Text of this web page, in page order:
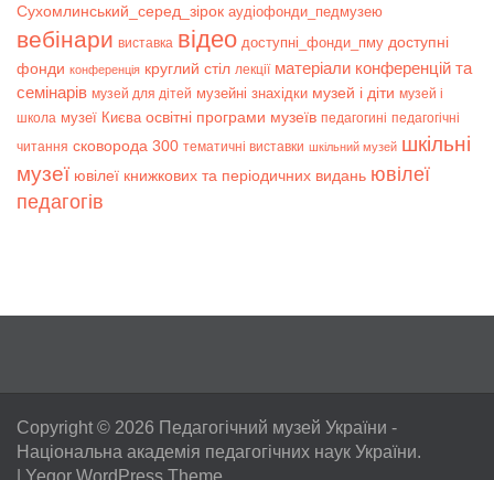
Сухомлинський_серед_зірок аудіофонди_педмузею
вебінари виставка відео доступні_фонди_пму доступні
фонди конференція круглий стіл лекції матеріали конференцій та
семінарів музей для дітей музейні знахідки музей і діти музей і
школа музеї Києва освітні програми музеїв педагогині педагогічні
читання сковорода 300 тематичні виставки шкільний музей шкільні
музеї ювілеї книжкових та періодичних видань ювілеї
педагогів
Copyright © 2026 Педагогічний музей України -
Національна академія педагогічних наук України.
Yegor WordPress Theme